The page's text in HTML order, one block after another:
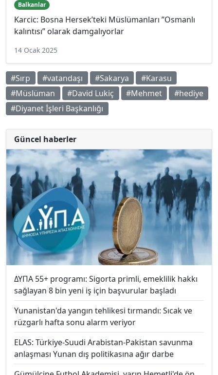
Balkanlar
Karcic: Bosna Hersek’teki Müslümanları ”Osmanlı
kalıntısı” olarak damgalıyorlar
14 Ocak 2025
#Sırp #vatandaşı #Sakarya
#Karasu
#Müslüman
#David Lukiç #Mehmet
#hediye
#Diyanet İşleri Başkanlığı
Güncel haberler
ΔΥΠΑ 55+ programı: Sigorta primli, emeklilik hakkı
sağlayan 8 bin yeni iş için başvurular başladı
Yunanistan'da yangın tehlikesi tırmandı: Sıcak ve
rüzgarlı hafta sonu alarm veriyor
ELAS: Türkiye-Suudi Arabistan-Pakistan savunma
anlaşması Yunan dış politikasına ağır darbe